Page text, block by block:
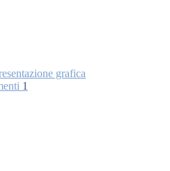
grafica
1